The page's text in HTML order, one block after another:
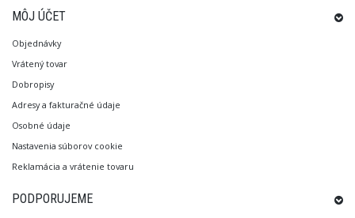
MÔJ ÚČET
Objednávky
Vrátený tovar
Dobropisy
Adresy a fakturačné údaje
Osobné údaje
Nastavenia súborov cookie
Reklamácia a vrátenie tovaru
PODPORUJEME